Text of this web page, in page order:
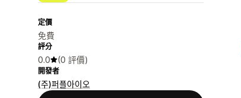
定價
免費
評分
0.0 (0 評價)
開發者
(주)퍼플아이오